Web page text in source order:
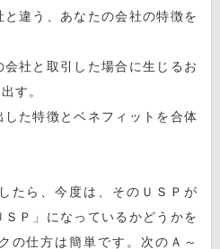
違う、あなたの会社の特徴を
社と取引した場合に生じるお
す。
た特徴とベネフィットを合体
たら、今度は、そのＵＳＰが
ＳＰ」になっているかどうかを
の仕方は簡単です。次のＡ～